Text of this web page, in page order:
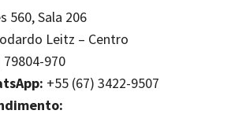
560, Sala 206
Leitz – Centro
79804-970
+55 (67) 3422-9507